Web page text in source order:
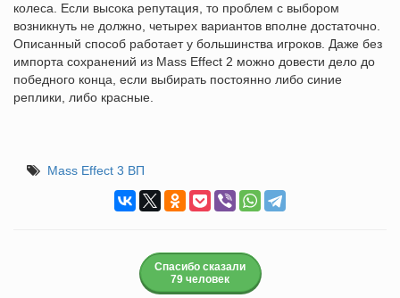
колеса. Если высока репутация, то проблем с выбором
возникнуть не должно, четырех вариантов вполне достаточно.
Описанный способ работает у большинства игроков. Даже без
импорта сохранений из Mass Effect 2 можно довести дело до
победного конца, если выбирать постоянно либо синие
реплики, либо красные.
Mass Effect 3 ВП
Спасибо сказали
79 человек